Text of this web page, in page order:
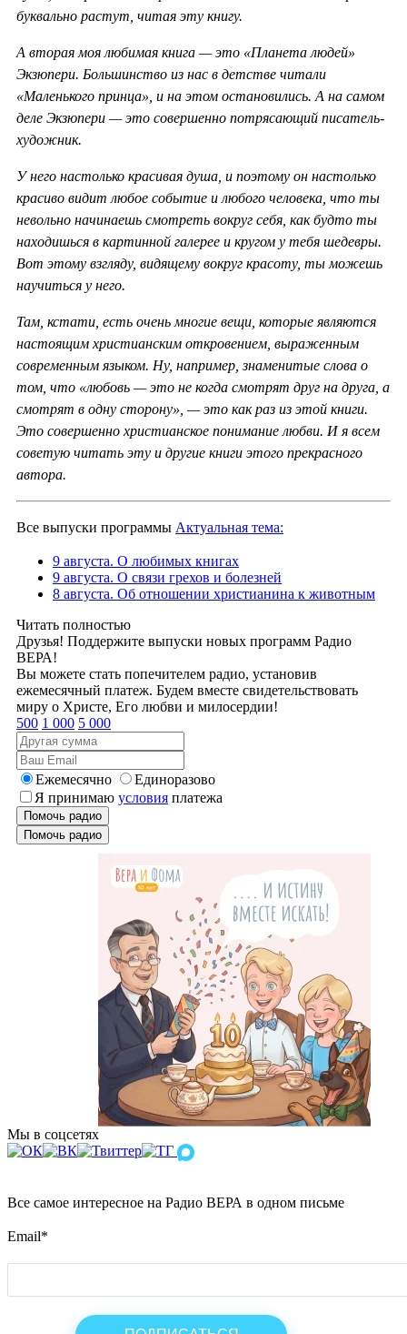
буквально растут, читая эту книгу.
А вторая моя любимая книга — это «Планета людей»
Экзюпери. Большинство из нас в детстве читали
«Маленького принца», и на этом остановились. А на самом
деле Экзюпери — это совершенно потрясающий писатель-
художник.
У него настолько красивая душа, и поэтому он настолько
красиво видит любое событие и любого человека, что ты
невольно начинаешь смотреть вокруг себя, как будто ты
находишься в картинной галерее и кругом у тебя шедевры.
Вот этому взгляду, видящему вокруг красоту, ты можешь
научиться у него.
Там, кстати, есть очень многие вещи, которые являются
настоящим христианским откровением, выраженным
современным языком. Ну, например, знаменитые слова о
том, что «любовь — это не когда смотрят друг на друга, а
смотрят в одну сторону», — это как раз из этой книги.
Это совершенно христианское понимание любви. И я всем
советую читать эту и другие книги этого прекрасного
автора.
Все выпуски программы Актуальная тема:
9 августа. О любимых книгах
9 августа. О связи грехов и болезней
8 августа. Об отношении христианина к животным
Читать полностью
Друзья! Поддержите выпуски новых программ Радио
ВЕРА!
Вы можете стать попечителем радио, установив
ежемесячный платеж. Будем вместе свидетельствовать
миру о Христе, Его любви и милосердии!
500 1 000 5 000
Ежемесячно
Единоразово
Я принимаю условия платежа
Помочь радио
Помочь радио
Мы в соцсетях
Все самое интересное на Радио ВЕРА в одном письме
Email*